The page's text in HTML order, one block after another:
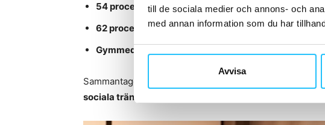
till de sociala medier och annons- och
med annan information som du har
Avvisa
54 procent
vill testa nya sätt att träna
62 procent
av Gen Z och Millennials gillar
Gymmedlemmar är mer nöjda med sin personliga
Sammantaget används siffrorna för att understryka
sociala träningsmiljöer